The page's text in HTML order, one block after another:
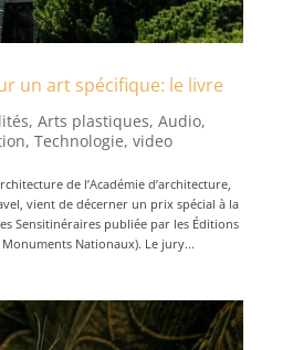
un art spécifique: le livre
, Arts plastiques, Audio,
, Technologie, video
de l’Académie d’architecture,
vient de décerner un prix spécial à la
Sensitinéraires publiée par les Éditions
Nationaux). Le jury...